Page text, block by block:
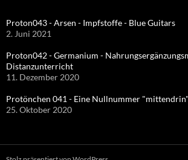
Proton043 - Arsen - Impfstoffe - Blue Guitars
2. Juni 2021
Proton042 - Germanium -
Distanzunterricht
11. Dezember 2020
Protönchen 041 - Eine Nullnummer "mittendrin"
25. Oktober 2020